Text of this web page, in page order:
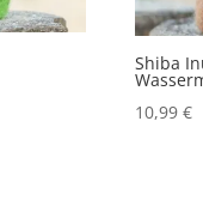
Shiba
10,99 €